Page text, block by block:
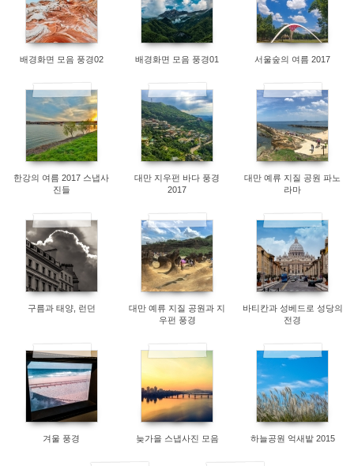
8803
배경화면 모음 풍경02
9091
배경화면 모음 풍경01
8036
서울숲의 여름 2017
8002
한강의 여름 2017 스냅사
진들
8125
대만 지우펀 바다 풍경
2017
7927
대만 예류 지질 공원 파노
라마
구름과 태양, 런던
7893
대만 예류 지질 공원과 지
우펀 풍경
7993
바티칸과 성베드로 성당의
전경
7624
겨울 풍경
7801
늦가을 스냅사진 모음
7998
하늘공원 억새밭 2015